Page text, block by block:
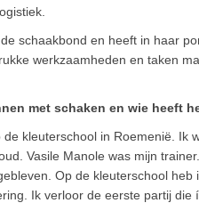
schaakbond en heeft in haar
werkzaamheden en taken
met schaken en wie heeft
kleuterschool in Roemenië. Ik
Vasile Manole was mijn
Op de kleuterschool heb
Ik verloor de eerste partij die